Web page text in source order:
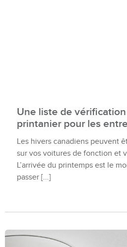
Une liste de
printanier pour les
Les hivers canadiens peuvent
sur vos voitures de fonction et
L’arrivée du printemps est le
passer